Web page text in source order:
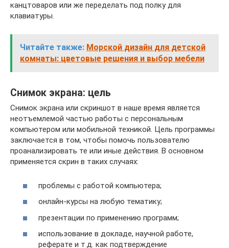
канцтоваров или же переделать под полку для
клавиатуры.
Читайте также: Морской дизайн для детской
комнаты: цветовые решения и выбор мебели
Снимок экрана: цель
Снимок экрана или скриншот в наше время является
неотъемлемой частью работы с персональным
компьютером или мобильной техникой. Цель программы
заключается в том, чтобы помочь пользователю
проанализировать те или иные действия. В основном
применяется скрин в таких случаях:
проблемы с работой компьютера;
онлайн-курсы на любую тематику;
презентации по применению программ;
использование в докладе, научной работе,
реферате и т.д. как подтверждение